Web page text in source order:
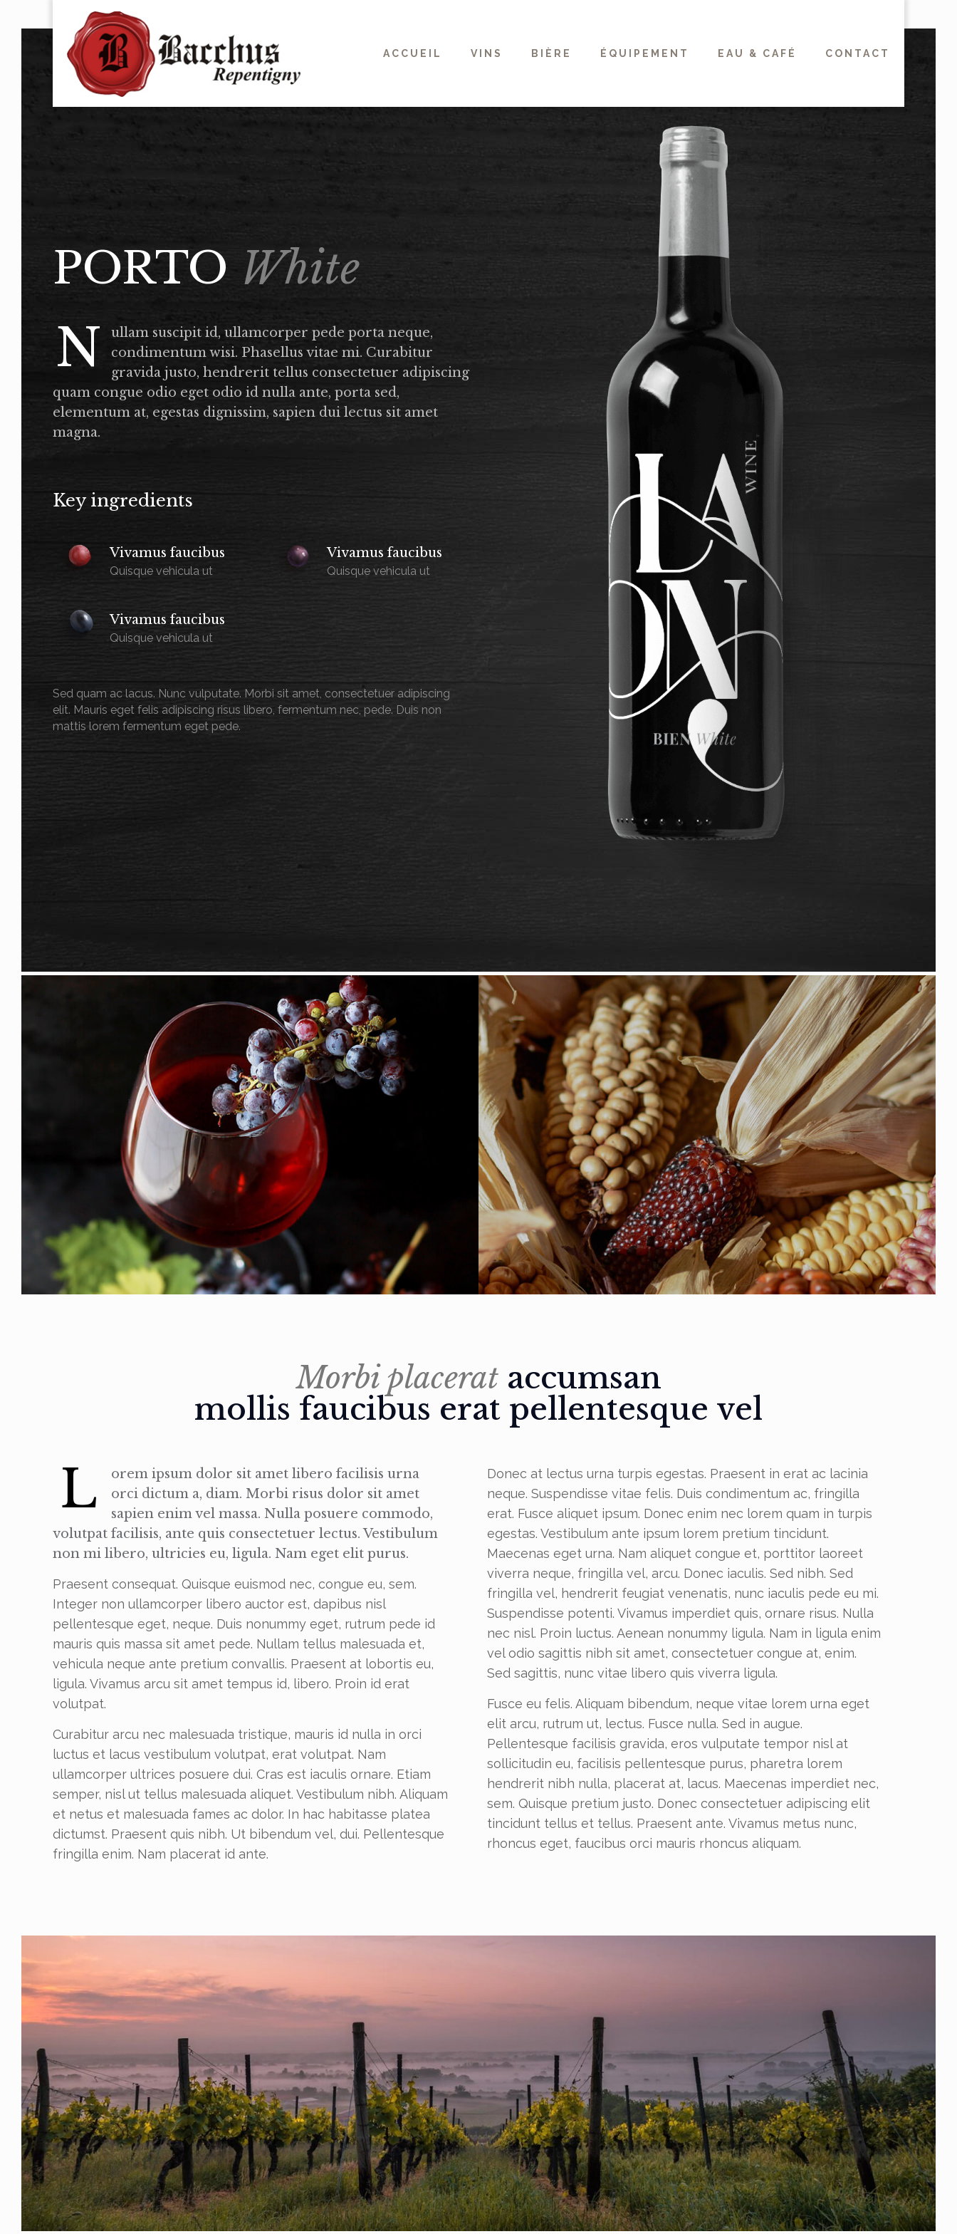
ACCUEIL VINS BIÈRE ÉQUIPEMENT EAU & CAFÉ CONTACT
PORTO White
N
ullam suscipit id, ullamcorper pede porta neque,
condimentum wisi. Phasellus vitae mi. Curabitur
gravida justo, hendrerit tellus consectetuer adipiscing
quam congue odio eget odio id nulla ante, porta sed,
elementum at, egestas dignissim, sapien dui lectus sit amet
magna.
Key ingredients
Vivamus faucibus
Quisque vehicula ut
Vivamus faucibus
Quisque vehicula ut
Vivamus faucibus
Quisque vehicula ut
Sed quam ac lacus. Nunc vulputate. Morbi sit amet, consectetuer adipiscing
elit. Mauris eget felis adipiscing risus libero, fermentum nec, pede. Duis non
mattis lorem fermentum eget pede.
Morbi placerataccumsan
mollis faucibus erat pellentesque vel
L
orem ipsum dolor sit amet libero facilisis urna
orci dictum a, diam. Morbi risus dolor sit amet
sapien enim vel massa. Nulla posuere commodo,
volutpat facilisis, ante quis consectetuer lectus. Vestibulum
non mi libero, ultricies eu, ligula. Nam eget elit purus.
Praesent consequat. Quisque euismod nec, congue eu, sem.
Integer non ullamcorper libero auctor est, dapibus nisl
pellentesque eget, neque. Duis nonummy eget, rutrum pede id
mauris quis massa sit amet pede. Nullam tellus malesuada et,
vehicula neque ante pretium convallis. Praesent at lobortis eu,
ligula. Vivamus arcu sit amet tempus id, libero. Proin id erat
volutpat.
Curabitur arcu nec malesuada tristique, mauris id nulla in orci
luctus et lacus vestibulum volutpat, erat volutpat. Nam
ullamcorper ultrices posuere dui. Cras est iaculis ornare. Etiam
semper, nisl ut tellus malesuada aliquet. Vestibulum nibh. Aliquam
et netus et malesuada fames ac dolor. In hac habitasse platea
dictumst. Praesent quis nibh. Ut bibendum vel, dui. Pellentesque
fringilla enim. Nam placerat id ante.
Donec at lectus urna turpis egestas. Praesent in erat ac lacinia
neque. Suspendisse vitae felis. Duis condimentum ac, fringilla
erat. Fusce aliquet ipsum. Donec enim nec lorem quam in turpis
egestas. Vestibulum ante ipsum lorem pretium tincidunt.
Maecenas eget urna. Nam aliquet congue et, porttitor laoreet
viverra neque, fringilla vel, arcu. Donec iaculis. Sed nibh. Sed
fringilla vel, hendrerit feugiat venenatis, nunc iaculis pede eu mi.
Suspendisse potenti. Vivamus imperdiet quis, ornare risus. Nulla
nec nisl. Proin luctus. Aenean nonummy ligula. Nam in ligula enim
vel odio sagittis nibh sit amet, consectetuer congue at, enim.
Sed sagittis, nunc vitae libero quis viverra ligula.
Fusce eu felis. Aliquam bibendum, neque vitae lorem urna eget
elit arcu, rutrum ut, lectus. Fusce nulla. Sed in augue.
Pellentesque facilisis gravida, eros vulputate tempor nisl at
sollicitudin eu, facilisis pellentesque purus, pharetra lorem
hendrerit nibh nulla, placerat at, lacus. Maecenas imperdiet nec,
sem. Quisque pretium justo. Donec consectetuer adipiscing elit
tincidunt tellus et tellus. Praesent ante. Vivamus metus nunc,
rhoncus eget, faucibus orci mauris rhoncus aliquam.